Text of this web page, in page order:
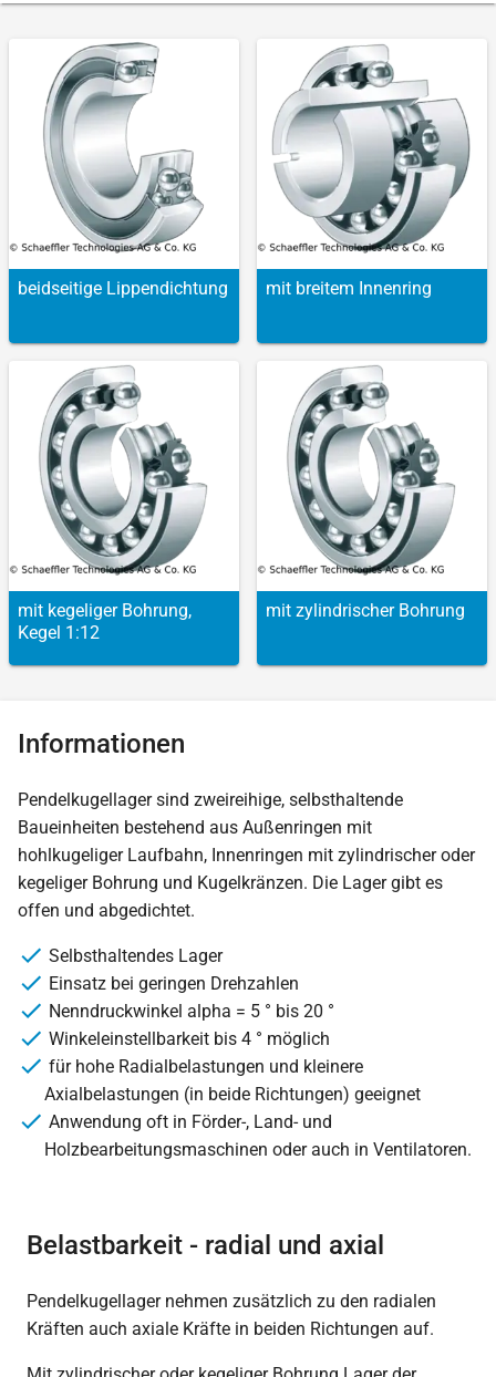
beidseitige Lippen­dichtung mit breitem Innen­ring
mit kegeliger Bohrung,
Kegel 1:12
mit zylindrischer Bohrung
Informationen
Pendelkugellager sind zweireihige, selbsthaltende
Baueinheiten bestehend aus Außenringen mit
hohlkugeliger Laufbahn, Innenringen mit zylindrischer oder
kegeliger Bohrung und Kugelkränzen. Die Lager gibt es
offen und abgedichtet.
Selbsthaltendes Lager
Einsatz bei geringen Drehzahlen
Nenndruckwinkel alpha = 5 ° bis 20 °
Winkeleinstellbarkeit bis 4 ° möglich
für hohe Radialbelastungen und kleinere
Axialbelastungen (in beide Richtungen) geeignet
Anwendung oft in Förder-, Land- und
Holzbearbeitungsmaschinen oder auch in Ventilatoren.
Belastbarkeit - radial und axial
Pendelkugellager nehmen zusätzlich zu den radialen
Kräften auch axiale Kräfte in beiden Richtungen auf.